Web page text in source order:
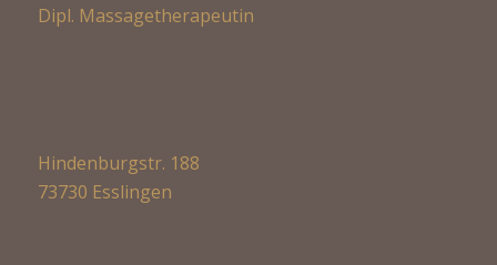
Dipl. Massagetherapeutin
Hindenburgstr. 188
73730 Esslingen